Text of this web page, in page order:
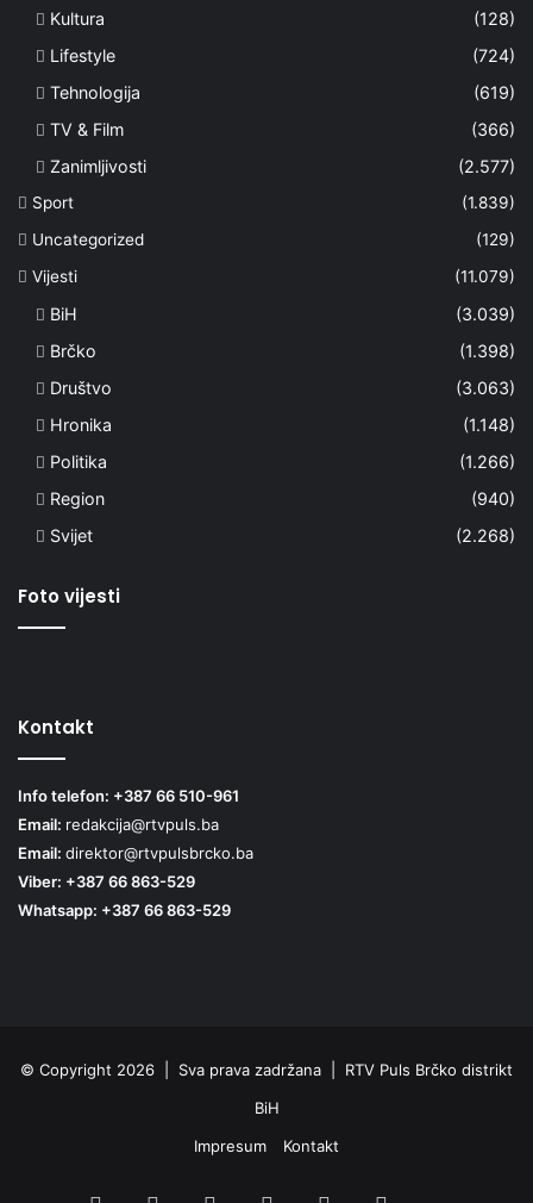
Kultura
(128)
Lifestyle
(724)
Tehnologija
(619)
TV & Film
(366)
Zanimljivosti
(2.577)
Sport
(1.839)
Uncategorized
(129)
Vijesti
(11.079)
BiH
(3.039)
Brčko
(1.398)
Društvo
(3.063)
Hronika
(1.148)
Politika
(1.266)
Region
(940)
Svijet
(2.268)
Foto vijesti
Kontakt
Info telefon: +387 66 510-961
Email: redakcija@rtvpuls.ba
Email: direktor@rtvpulsbrcko.ba
Viber: +387 66 863-529
Whatsapp: +387 66 863-529
© Copyright 2026 | Sva prava zadržana | RTV Puls Brčko distrikt
BiH
Impresum
Kontakt